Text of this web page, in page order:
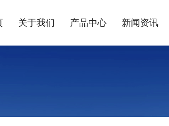
关于我们 产品中心 新闻资讯